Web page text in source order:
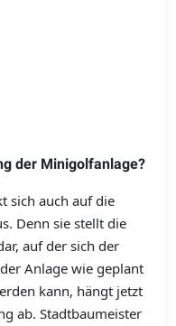
der Minigolfanlage?
sich auch auf die
Denn sie stellt die
auf der sich der
Anlage wie geplant
kann, hängt jetzt
ab. Stadtbaumeister